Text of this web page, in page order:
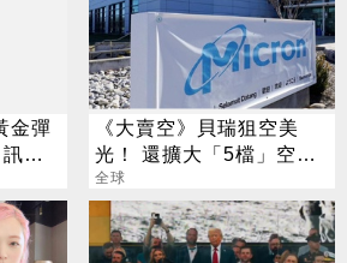
金彈
號
《大賣空》貝瑞狙空美
光！ 還擴大「5檔」空頭
部位
全球